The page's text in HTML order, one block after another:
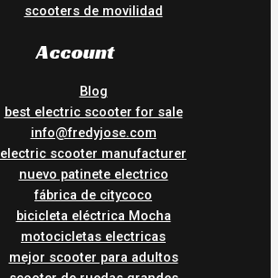
scooters de movilidad
Account
Blog
best electric scooter for sale
info@fredyjose.com
electric scooter manufacturer
nuevo patinete electrico
fábrica de citycoco
bicicleta eléctrica Mocha
motocicletas electricas
mejor scooter para adultos